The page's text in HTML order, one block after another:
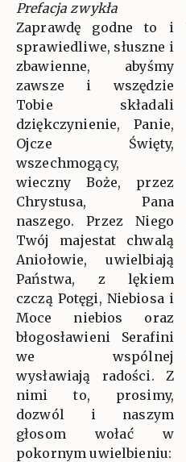
Prefacja zwykła
Zaprawdę godne to i
sprawiedliwe, słuszne i
zbawienne, abyśmy
zawsze i wszędzie
Tobie składali
dziękczynienie, Panie,
Ojcze Święty,
wszechmogący,
wieczny Boże, przez
Chrystusa, Pana
naszego. Przez Niego
Twój majestat chwalą
Aniołowie, uwielbiają
Państwa, z lękiem
czczą Potęgi, Niebiosa i
Moce niebios oraz
błogosławieni Serafini
we wspólnej
wysławiają radości. Z
nimi to, prosimy,
dozwól i naszym
głosom wołać w
pokornym uwielbieniu: